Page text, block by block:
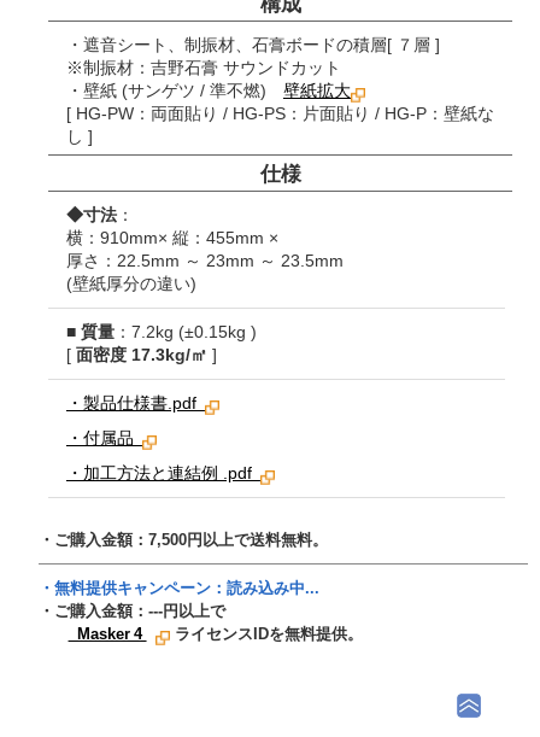
構成
・遮音シート、制振材、石膏ボードの積層[ ７層 ]
※制振材：吉野石膏 サウンドカット
・壁紙 (サンゲツ / 準不燃) 壁紙拡大
[ HG-PW：両面貼り / HG-PS：片面貼り / HG-P：壁紙な
し ]
仕様
◆寸法：
横：910mm× 縦：455mm ×
厚さ：22.5mm ～ 23mm ～ 23.5mm
(壁紙厚分の違い)
■質量：7.2kg (±0.15kg )
[面密度 17.3kg/㎡ ]
・製品仕様書.pdf
・付属品
・加工方法と連結例 .pdf
・ご購入金額：7,500円以上で送料無料。
・無料提供キャンペーン： 読み込み中...
・ご購入金額： ---円以上で
Masker 4
ライセンスIDを無料提供。